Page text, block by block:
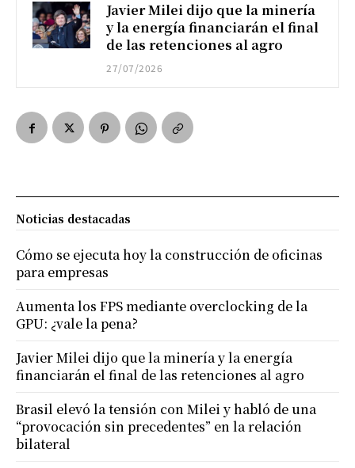
Javier Milei dijo que la minería
y la energía financiarán el final
de las retenciones al agro
27/07/2026
Noticias destacadas
Cómo se ejecuta hoy la construcción de oficinas
para empresas
Aumenta los FPS mediante overclocking de la
GPU: ¿vale la pena?
Javier Milei dijo que la minería y la energía
financiarán el final de las retenciones al agro
Brasil elevó la tensión con Milei y habló de una
“provocación sin precedentes” en la relación
bilateral